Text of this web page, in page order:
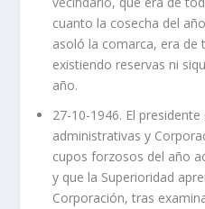
cuanto la cosecha del
asoló la comarca, era
existiendo reservas ni
año.
27-10-1946. El
administrativas y
cupos forzosos del año
y que la Superioridad
Corporación, tras